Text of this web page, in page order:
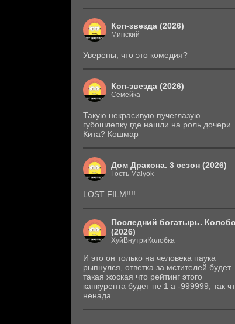
Коп-звезда (2026)
Минский
Уверены, что это комедия?
Коп-звезда (2026)
Семейка
Такую некрасивую пучеглазую
губошлепку где нашли на роль дочери
Кита? Кошмар
Дом Дракона. 3 сезон (2026)
Гость Malyok
LOST FILM!!!!
Последний богатырь.
(2026)
ХуйВнутриКолобка
И это он только на человека паука
рыпнулся, ответка за мстителей будет
такая жоская что рейтинг этого
канкурента будет не 1 а -999999, так
ненада